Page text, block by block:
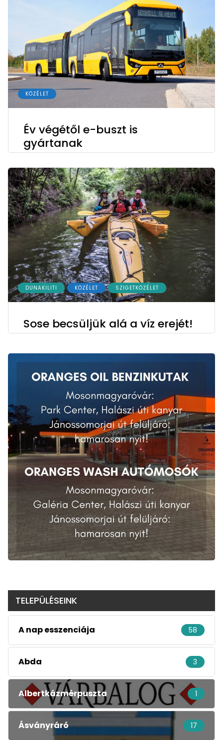
KÖZÉLET
Év végétől e-buszt is
gyártanak
DUNAKILITI KÖZÉLET SZIGETKÖZÉLET
Sose becsüljük alá a víz erejét!
TELEPÜLÉSEINK
A nap esszenciája 58
Abda 3
Albertkázmérpuszta 1
Ásványráró 17